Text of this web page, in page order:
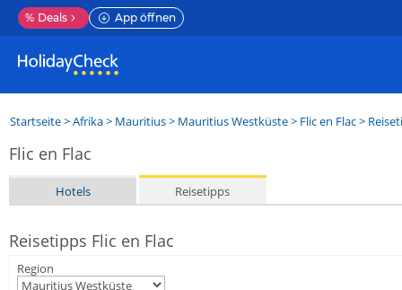
% Deals App öffnen
Startseite>Afrika> Mauritius> Mauritius Westküste> Flic en Flac>
Flic en Flac
Hotels Reisetipps
Reisetipps Flic en Flac
Region